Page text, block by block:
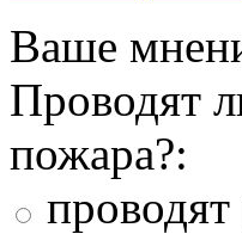
Ваше
Проводят
пожара?:
проводят